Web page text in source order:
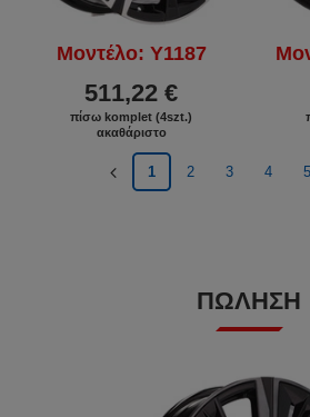
Μοντέλο: Y1187
511,22 €
πίσω komplet (4szt.)
ακαθάριστο
1 2 3 4 5
ΠΏΛΗΣΗ